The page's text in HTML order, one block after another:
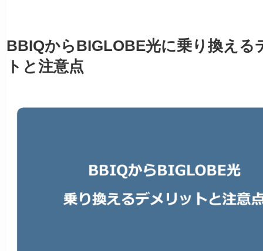
BBIQからBIGLOBE光に乗り換える
トと注意点